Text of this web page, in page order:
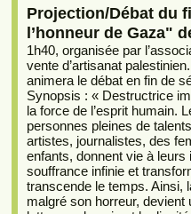
Projection/Débat du
l’honneur de Gaza"
1h40, organisée par
vente d’artisanat
animera le débat en fin de
Synopsis : « Destructrice
la force de l’esprit humain.
personnes pleines de
artistes, journalistes, des
enfants, donnent vie à
souffrance infinie et
transcende le temps. Ainsi,
malgré son horreur, devient